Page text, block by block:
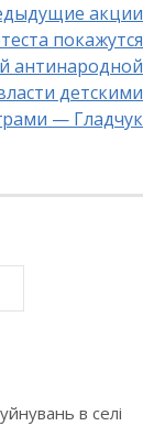
акции
покажутся
антинародной
детскими
— Гладчук
в селі